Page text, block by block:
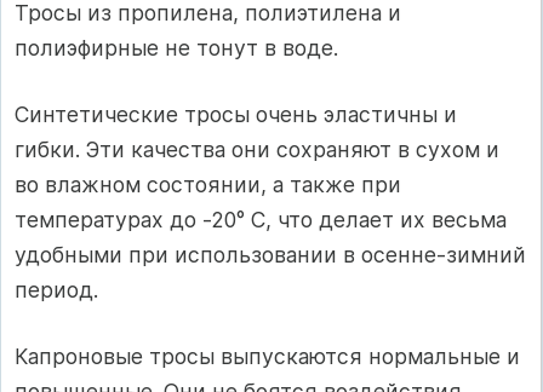
Тросы из пропилена, полиэтилена и
полиэфирные не тонут в воде.
Синтетические тросы очень эластичны и
гибки. Эти качества они сохраняют в сухом и
во влажном состоянии, а также при
температурах до -20° С, что делает их весьма
удобными при использовании в осенне-зимний
период.
Капроновые тросы выпускаются нормальные и